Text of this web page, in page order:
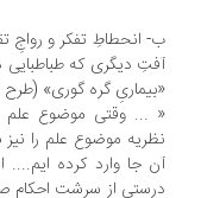
انحطاطِ تفکر و رواجِ تقلید
دیگری که طباطبایی در
گره گوری» (طرح
وقتی موضوع علم نظام
موضوع علم را نیز باید
جا وارد کرده ایم.... استاد
از سرشت احکام صادره